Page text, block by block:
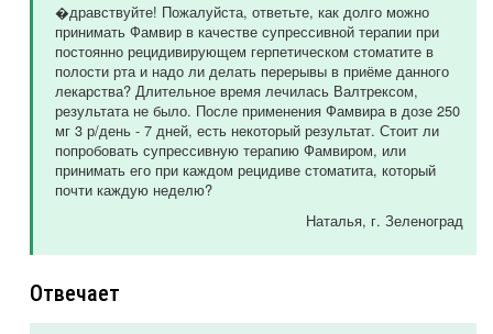
�дравствуйте! Пожалуйста, ответьте, как долго можно
принимать Фамвир в качестве супрессивной терапии при
постоянно рецидивирующем герпетическом стоматите в
полости рта и надо ли делать перерывы в приёме данного
лекарства? Длительное время лечилась Валтрексом,
результата не было. После применения Фамвира в дозе 250
мг 3 р/день - 7 дней, есть некоторый результат. Стоит ли
попробовать супрессивную терапию Фамвиром, или
принимать его при каждом рецидиве стоматита, который
почти каждую неделю?
Наталья, г. Зеленоград
Отвечает